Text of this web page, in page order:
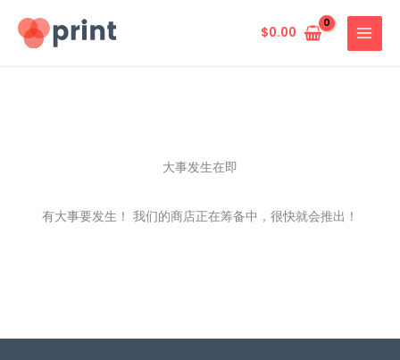
$0.00
大事发生在即
有大事要发生！ 我们的商店正在筹备中，很快就会推出！